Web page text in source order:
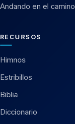
Andando en el camino
RECURSOS
Himnos
Estribillos
Biblia
Diccionario